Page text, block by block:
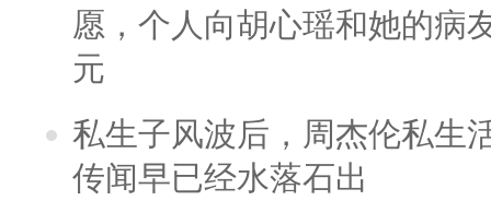
愿，个人向胡心瑶和她的病
元
私生子风波后，周杰伦私生
传闻早已经水落石出